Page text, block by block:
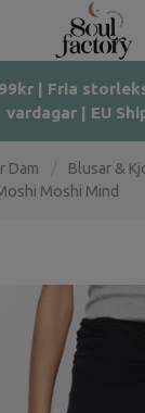
| Fria
vardagar | EU
Dam Blusar &
Moshi Mind